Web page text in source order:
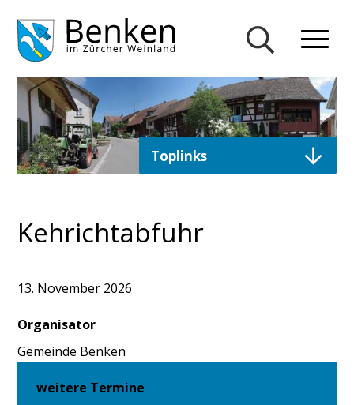
Navigieren in Gemeinde
Schnellnavigation
Direktzugriffe
Toplinks
Kehrichtabfuhr
13. November 2026
Organisator
Gemeinde Benken
weitere Termine